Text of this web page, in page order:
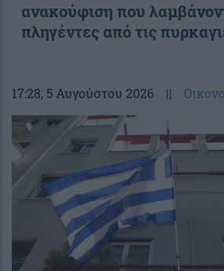
ανακούφιση που
πληγέντες από τις
17:28, 5 Αυγούστου 2026 ||